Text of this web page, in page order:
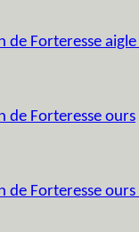
de Forteresse
de Forteresse ours
de Forteresse